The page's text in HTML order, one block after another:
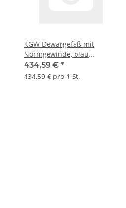
KGW Dewargefäß mit
Normgewinde, blau
beschichtete Alu-Hülle, Typ
GEW 4 II C, 800 ml, GL 45
434,59 € *
434,59 € pro 1 St.